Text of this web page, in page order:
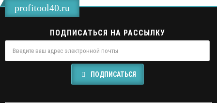
profitool40.ru
ПОДПИСАТЬСЯ НА РАССЫЛКУ
ПОДПИСАТЬСЯ